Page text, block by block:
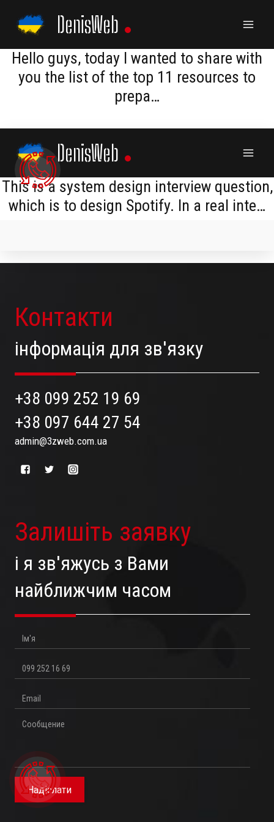
content
DenisWeb
​​Hello guys, today I wanted to share with
you the list of the top 11 resources to
prepa…
Контакти
інформація для зв'язку
+38 099 252 19 69
+38 097 644 27 54
admin@3zweb.com.ua
Залишіть заявку
і я зв'яжусь з Вами
найближчим часом
Ім'я
Телефон
Email
Повідомлення